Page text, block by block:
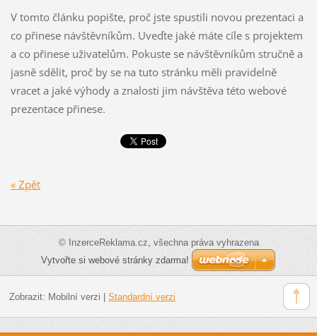
V tomto článku popište, proč jste spustili novou prezentaci a
co přinese návštěvníkům. Uveďte jaké máte cíle s projektem
a co přinese uživatelům. Pokuste se návštěvníkům stručně a
jasně sdělit, proč by se na tuto stránku měli pravidelně
vracet a jaké výhody a znalosti jim návštěva této webové
prezentace přinese.
« Zpět
© InzerceReklama.cz, všechna práva vyhrazena
Vytvořte si webové stránky zdarma!
Zobrazit: Mobilní verzi Standardní verzi